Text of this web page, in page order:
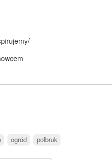
ogród polbruk